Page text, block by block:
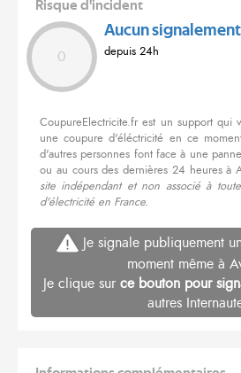
Risque d'incident
0
Aucun signalement
depuis 24h
CoupureElectricite.fr est un support qui
une coupure d'éléctricité en ce
d'autres personnes font face à une
ou au cours des dernières 24 heures à
site indépendant et non associé à
d'électricité en France.
Je signale publiquement
moment même à
Je clique sur ce bouton pour
autres